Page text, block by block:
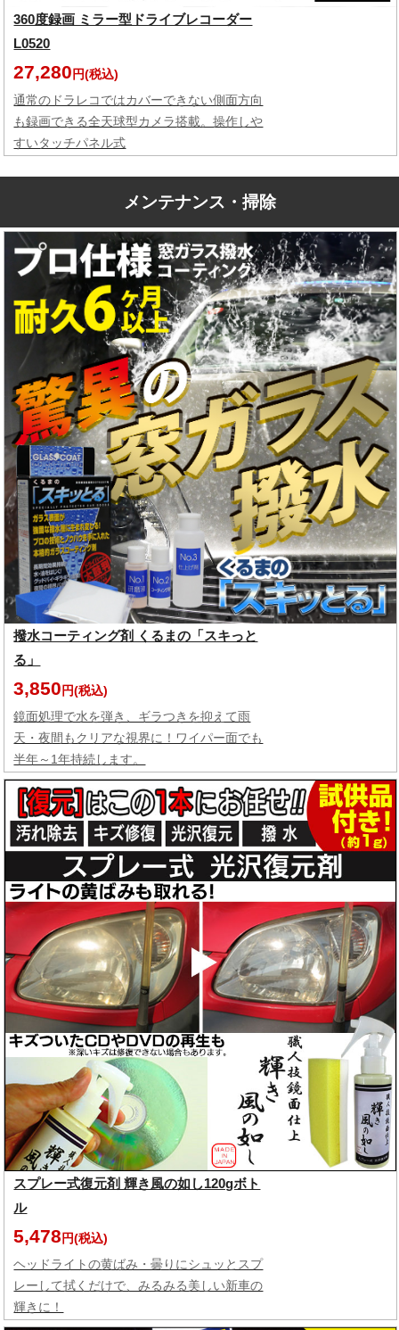
360度録画 ミラー型ドライブレコーダー
L0520
27,280 円(税込)
通常のドラレコではカバーできない側面方向
も録画できる全天球型カメラ搭載。操作しや
すいタッチパネル式
メンテナンス・掃除
撥水コーティング剤 くるまの「スキっと
る」
3,850 円(税込)
鏡面処理で水を弾き、ギラつきを抑えて雨
天・夜間もクリアな視界に！ワイパー面でも
半年～1年持続します。
スプレー式復元剤 輝き風の如し120gボト
ル
5,478 円(税込)
ヘッドライトの黄ばみ・曇りにシュッとスプ
レーして拭くだけで、みるみる美しい新車の
輝きに！